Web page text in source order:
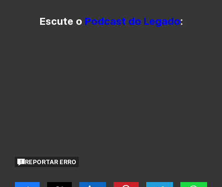
Escute o Podcast do Legado:
REPORTAR ERRO